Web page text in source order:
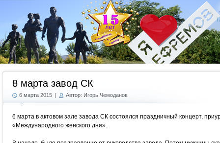
8 марта завод СК
6 марта 2015 | Автор: Игорь Чемоданов
6 марта в актовом зале завода СК состоялся праздничный концерт,
«Международного женского дня».